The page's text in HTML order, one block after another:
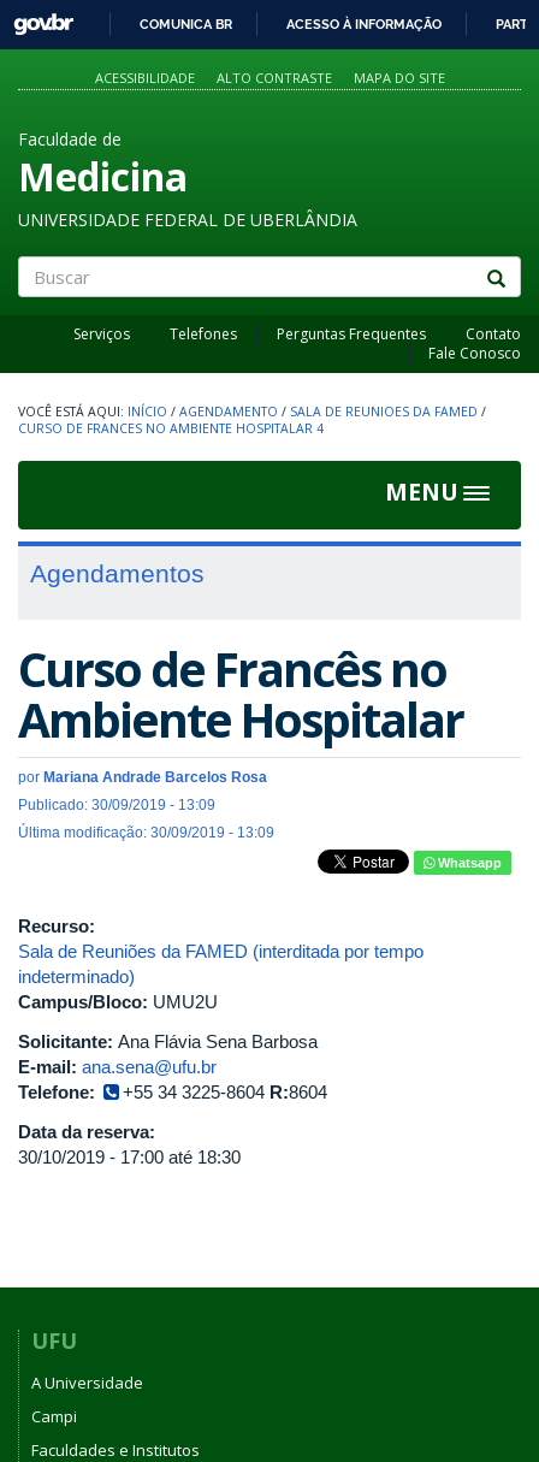
PARA
O
GOVBR
COMUNICA BR ACESSO À INFORMAÇÃO
ACESSIBILIDADE ALTO CONTRASTE MAPA DO SITE
Faculdade de
Medicina
UNIVERSIDADE FEDERAL DE UBERLÂNDIA
Serviços Telefones Perguntas Frequentes
Contato
Fale Conosco
INÍCIO / AGENDAMENTO / SALA DE REUNIOES DA FAMED /
CURSO DE FRANCES NO AMBIENTE HOSPITALAR 4
MENU
Toggle
Agendamentos
Curso de Francês no
Ambiente Hospitalar
por Mariana Andrade Barcelos Rosa
Publicado: 30/09/2019 - 13:09
Última modificação: 30/09/2019 - 13:09
Whatsapp
Recurso:
Sala de Reuniões da FAMED (interditada por tempo
indeterminado)
Campus/Bloco: UMU2U
Solicitante: Ana Flávia Sena Barbosa
E-mail: ana.sena@ufu.br
Telefone:
+55 34 3225-8604 R:8604
Data da reserva:
30/10/2019 - 17:00 até 18:30
UFU
A Universidade
Campi
Faculdades e Institutos